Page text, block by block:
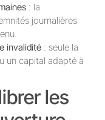
: la
journalières
invalidité : seule la
un capital adapté à
les